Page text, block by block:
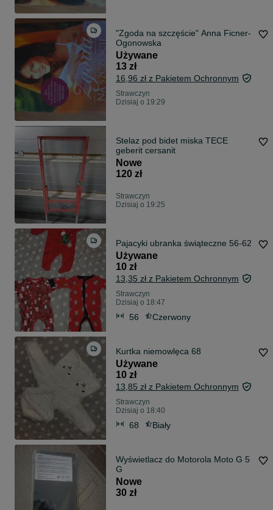
"Zgoda na szczęście" Anna Ficner-
Ogonowska
Używane
13 zł
16,96 zł z Pakietem Ochronnym
Strawczyn
Dzisiaj o 19:29
Stelaz pod bidet miska TECE
geberit cersanit
Nowe
120 zł
Strawczyn
Dzisiaj o 19:25
Pajacyki ubranka świąteczne 56-62
Używane
10 zł
13,35 zł z Pakietem Ochronnym
Strawczyn
Dzisiaj o 18:47
56 Czerwony
Kurtka niemowlęca 68
Używane
10 zł
13,85 zł z Pakietem Ochronnym
Strawczyn
Dzisiaj o 18:40
68 Biały
Wyświetlacz do Motorola Moto G 5
G
Nowe
30 zł